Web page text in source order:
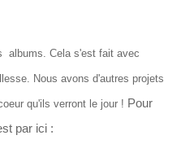
albums. Cela s'est fait avec
Nous avons d'autres projets
qu'ils verront le jour ! Pour
par ici :